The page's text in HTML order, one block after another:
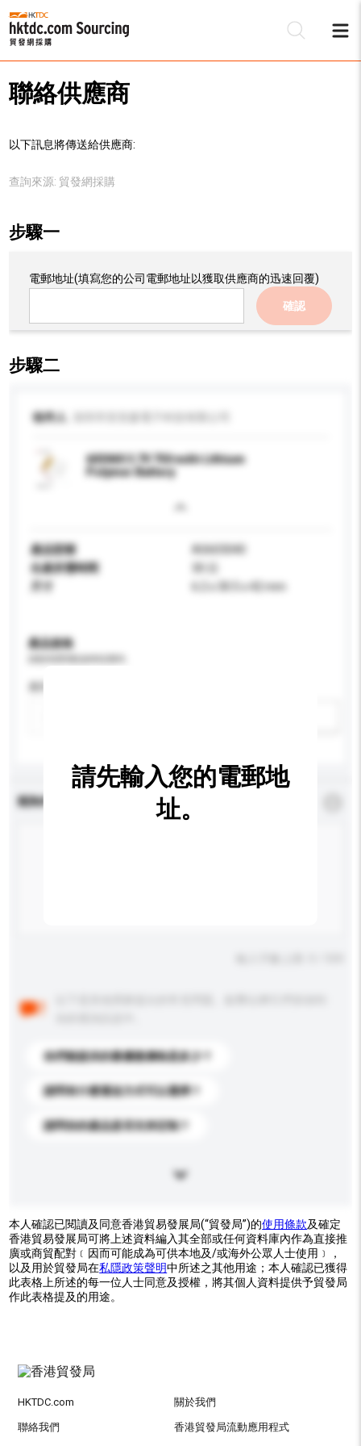
聯絡供應商
以下訊息將傳送給供應商:
查詢來源: 貿發網採購
步驟一
電郵地址(填寫您的公司電郵地址以獲取供應商的迅速回覆)
確認
步驟二
收件人
603040 3.7V 750 mAh Lithium
Polymer Battery
產品型號
AS603040
生產所需時間
30 日
6.2 x 30.5 x 42 mm
產品規格
查詢內容
你們能提供的最優惠價格是多少？
請問有什麼運送方式可以選擇？
請問你的產品是否支持定制？
請先輸入您的電郵地
址。
本人確認已閱讀及同意香港貿易發展局(“貿發局”)的使用條款及確定
香港貿易發展局可將上述資料編入其全部或任何資料庫內作為直接推
廣或商貿配對﹝因而可能成為可供本地及/或海外公眾人士使用﹞，
以及用於貿發局在私隱政策聲明中所述之其他用途；本人確認已獲得
此表格上所述的每一位人士同意及授權，將其個人資料提供予貿發局
作此表格提及的用途。
HKTDC.com 關於我們
聯絡我們 香港貿發局流動應用程式